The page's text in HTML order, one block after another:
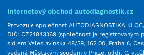
Internetový obchod autodiagnostik.cz
Provozuje společnost AUTODIAGNOSTIKA
DIČ: CZ24843369 (společnost je registrovaným
sídlem Veleslavínská 48/39, 162 00, Praha 6,
vedená Městským soudem v Praze, oddíl C,